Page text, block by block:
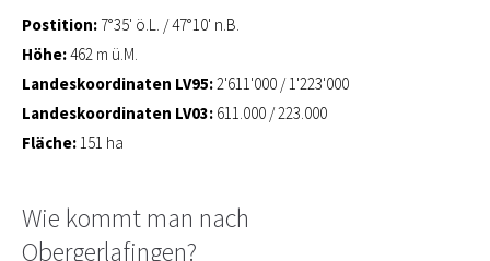
Postition: 7°35' ö.L. / 47°10' n.B.
Höhe:462 m ü.M.
Landeskoordinaten LV95:2'611'000 / 1'223'000
Landeskoordinaten LV03: 611.000 / 223.000
Fläche:151 ha
Wie kommt man nach
Obergerlafingen?